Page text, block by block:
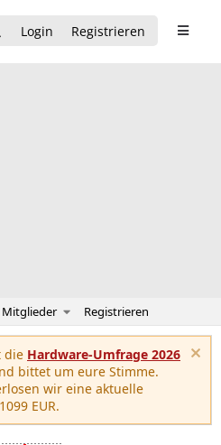
Login Registrieren
Mitglieder Registrieren
die Hardware-Umfrage 2026
bittet um eure Stimme.
wir eine aktuelle
EUR.